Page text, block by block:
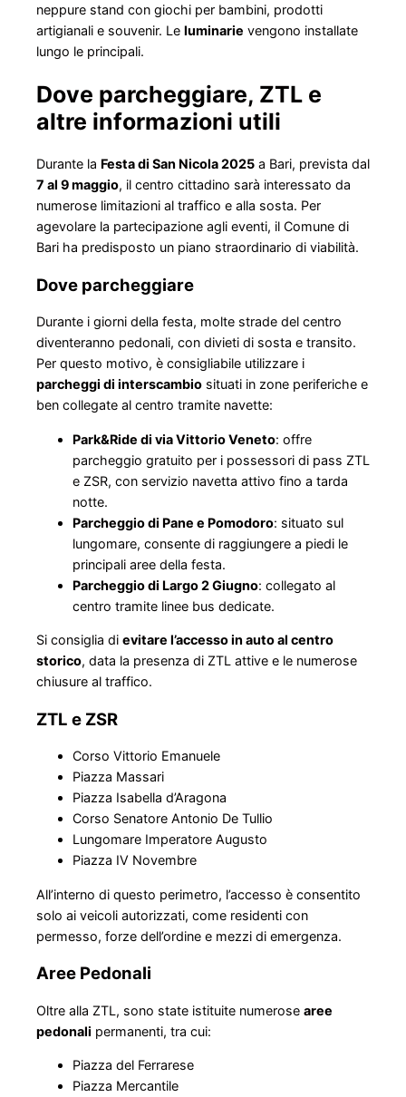
neppure stand con giochi per bambini, prodotti
artigianali e souvenir. Le luminarie vengono installate
lungo le principali.
Dove parcheggiare, ZTL e
altre informazioni utili
Durante la Festa di San Nicola 2025 a Bari, prevista dal
7 al 9 maggio, il centro cittadino sarà interessato da
numerose limitazioni al traffico e alla sosta. Per
agevolare la partecipazione agli eventi, il Comune di
Bari ha predisposto un piano straordinario di viabilità.
Dove parcheggiare
Durante i giorni della festa, molte strade del centro
diventeranno pedonali, con divieti di sosta e transito.
Per questo motivo, è consigliabile utilizzare i
parcheggi di interscambio situati in zone periferiche e
ben collegate al centro tramite navette:​
Park&Ride di via Vittorio Veneto: offre
parcheggio gratuito per i possessori di pass ZTL
e ZSR, con servizio navetta attivo fino a tarda
notte.
Parcheggio di Pane e Pomodoro: situato sul
lungomare, consente di raggiungere a piedi le
principali aree della festa.​
Parcheggio di Largo 2 Giugno: collegato al
centro tramite linee bus dedicate.
Si consiglia di evitare l’accesso in auto al centro
storico, data la presenza di ZTL attive e le numerose
chiusure al traffico.
ZTL e ZSR
Corso Vittorio Emanuele
Piazza Massari
Piazza Isabella d’Aragona
Corso Senatore Antonio De Tullio
Lungomare Imperatore Augusto
Piazza IV Novembre​
All’interno di questo perimetro, l’accesso è consentito
solo ai veicoli autorizzati, come residenti con
permesso, forze dell’ordine e mezzi di emergenza.​
Aree Pedonali
Oltre alla ZTL, sono state istituite numerose aree
pedonali permanenti, tra cui:​
Piazza del Ferrarese
Piazza Mercantile